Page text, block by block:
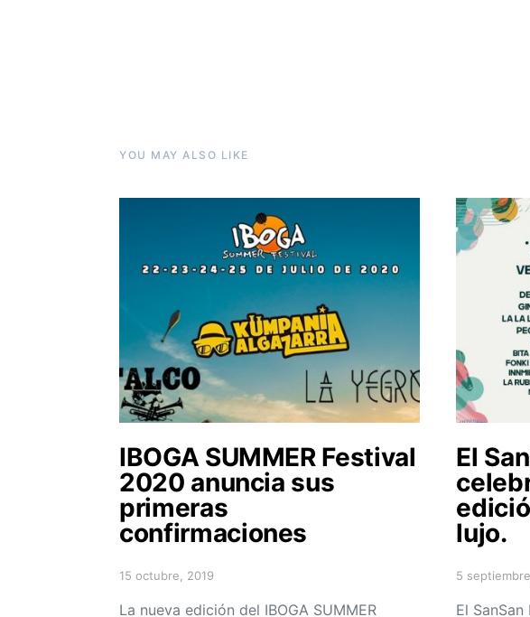
YOU MAY ALSO LIKE
IBOGA SUMMER Festival
2020 anuncia sus
primeras
confirmaciones
Posted on
15 octubre, 2019
La nueva edición del IBOGA SUMMER
El
lujo.
Posted on
5
El